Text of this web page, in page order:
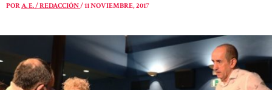
PORA. E. / REDACCIÓN/11 NOVIEMBRE, 2017